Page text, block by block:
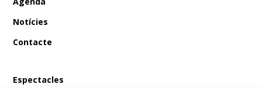
Notícies
Contacte
Espectacles